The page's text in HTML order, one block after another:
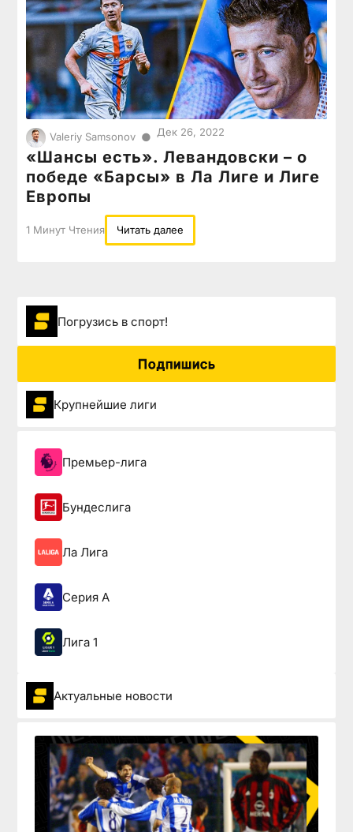
Valeriy Samsonov ● Дек 26, 2022
«Шансы есть». Левандовски – о
победе «Барсы» в Ла Лиге и Лиге
Европы
1 Минут Чтения Читать далее
Погрузиcь в спорт!
Подпишись
Крупнейшие лиги
Премьер-лига
Бундеслига
Ла Лига
Серия А
Лига 1
Актуальные новости